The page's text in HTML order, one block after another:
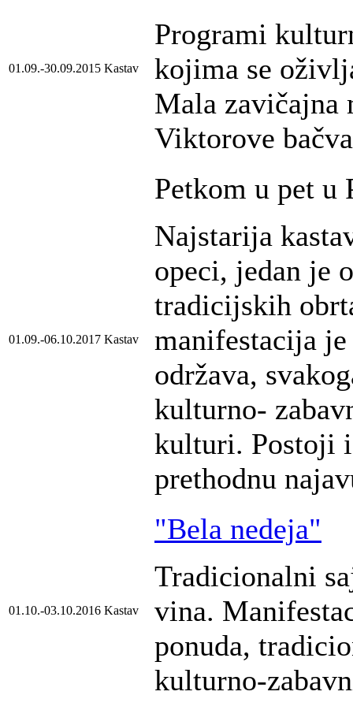
01.09.-30.09.2015 Kastav
Programi
kojima se
Mala zavičajna
Viktorove
01.09.-06.10.2017 Kastav
Petkom u pet u
Najstarija
opeci, jedan je
tradicijskih
manifestacija
održava,
kulturno-
kulturi. Postoji i
prethodnu
01.10.-03.10.2016 Kastav
"Bela nedeja"
Tradicionalni
vina.
ponuda,
kulturno-